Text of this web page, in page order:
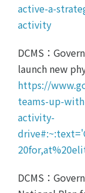
active-a-
activity
DCMS：
launch new
https://
teams-up-
activity-
DCMS：